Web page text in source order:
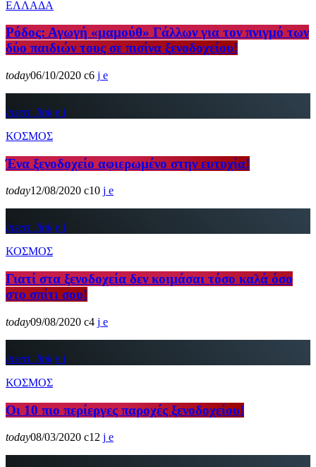
ΕΛΛΑΔΑ
Ρόδος: Αγωγή «μαμούθ» Γάλλων για τον πνιγμό των
δύο παιδιών τους σε πισίνα ξενοδοχείου!
today06/10/2020 6
insert_link
ΚΟΣΜΟΣ
Ένα ξενοδοχείο αφιερωμένο στην ευτυχία!
today12/08/2020 10
insert_link
ΚΟΣΜΟΣ
Γιατί στα ξενοδοχεία δεν κοιμάσαι τόσο καλά όσο
στο σπίτι σου!
today09/08/2020 4
insert_link
ΚΟΣΜΟΣ
Οι 10 πιο περίεργες παροχές ξενοδοχείου!
today08/03/2020 12